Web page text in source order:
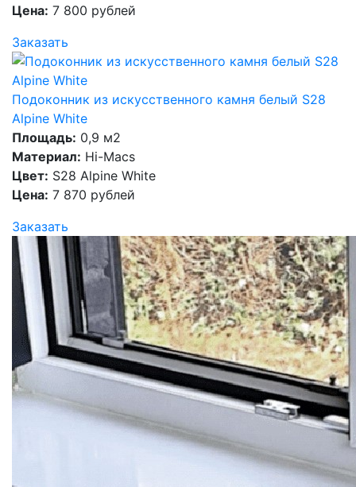
Цена: 7 800 рублей
Заказать
Подоконник из искусственного камня белый S28
Alpine White
Площадь: 0,9 м2
Материал: Hi-Macs
Цвет: S28 Alpine White
Цена: 7 870 рублей
Заказать